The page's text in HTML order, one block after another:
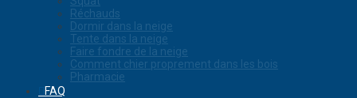
Réchauds
Dormir dans la neige
Tente dans la neige
Faire fondre de la neige
Comment chier proprement dans les bois
Pharmacie
FAQ